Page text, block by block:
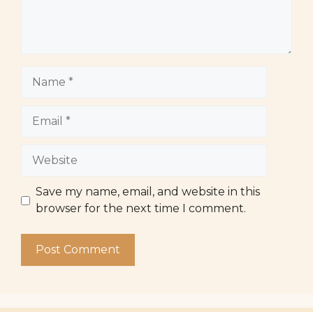
Website
Save my name, email, and website in this
browser for the next time I comment.